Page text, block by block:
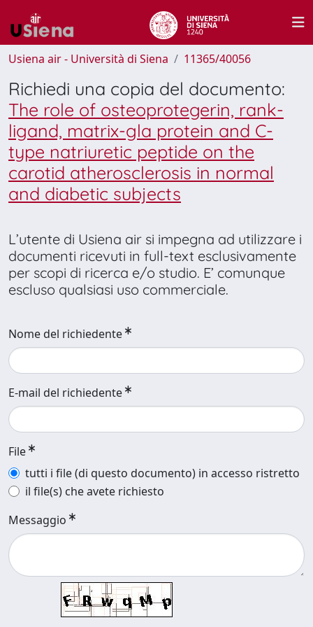
Usiena air - Università di Siena 11365/40056
Richiedi una copia del documento:
The role of osteoprotegerin, rank-
ligand, matrix-gla protein and C-
type natriuretic peptide on the
carotid atherosclerosis in normal
and diabetic subjects
L’utente di Usiena air si impegna ad utilizzare i
documenti ricevuti in full-text esclusivamente
per scopi di ricerca e/o studio. E’ comunque
escluso qualsiasi uso commerciale.
Nome del richiedente
E-mail del richiedente
File
tutti i file (di questo documento) in accesso ristretto
il file(s) che avete richiesto
Messaggio